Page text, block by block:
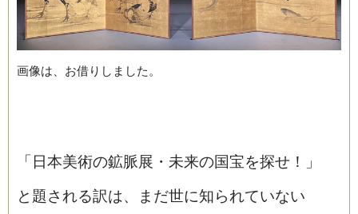
画像は、お借りしました。
「日本美術の鉱脈展・未来の国宝を探せ！」
と題される訳は、まだ世に知られていない